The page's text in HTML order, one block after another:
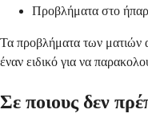
Προβλήματα στο ήπαρ
Τα προβλήματα των ματιών
έναν ειδικό για να
Σε ποιους δεν